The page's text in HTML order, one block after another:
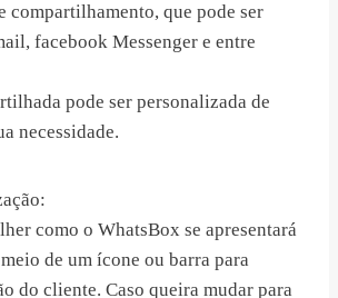
compartilhamento, que pode ser
facebook Messenger e entre
pode ser personalizada de
necessidade.
como o WhatsBox se apresentará
de um ícone ou barra para
do cliente. Caso queira mudar para